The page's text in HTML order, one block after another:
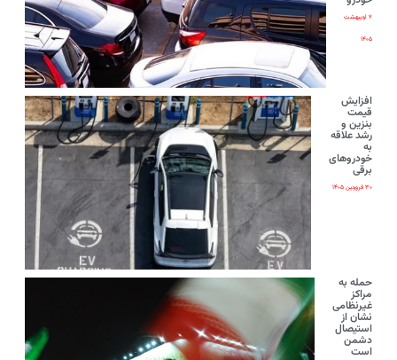
۲ اردیبهشت
۱۴۰۵
افزایش
قیمت
بنزین و
رشد علاقه
به
خودروهای
برقی
۳۰ فروردین ۱۴۰۵
حمله به
مراکز
غیرنظامی
نشان از
استیصال
دشمن
است